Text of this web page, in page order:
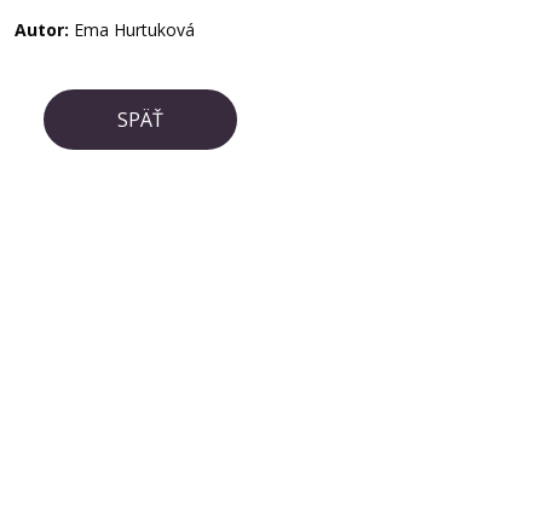
Autor: Ema Hurtuková
SPÄŤ